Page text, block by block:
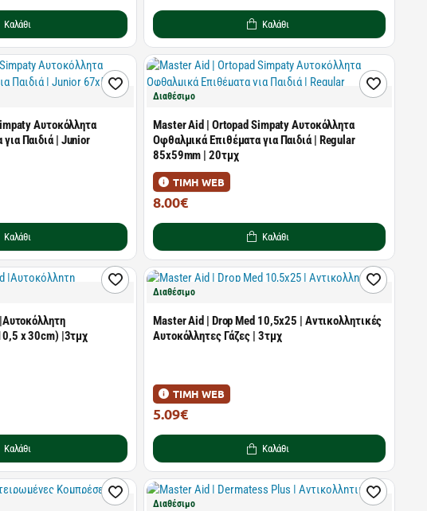
Καλάθι Καλάθι
Αυτοκόλλητα
Παιδιά | Junior
Καλάθι
Διαθέσιμο
Master Aid | Ortopad Simpaty Αυτοκόλλητα
Οφθαλμικά Επιθέματα για Παιδιά | Regular
85x59mm | 20τμχ
ΤΙΜΗ WEB
8.00€
Καλάθι
x 30cm) |3τμχ
Καλάθι
Διαθέσιμο
Master Aid | Drop Med 10,5x25 | Αντικολλητικές
Αυτοκόλλητες Γάζες | 3τμχ
ΤΙΜΗ WEB
5.09€
Καλάθι
Διαθέσιμο